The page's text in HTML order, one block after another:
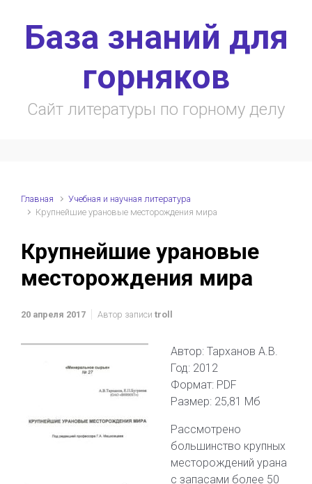
База знаний для
горняков
Сайт литературы по горному делу
Главная
Учебная и научная литература
Крупнейшие урановые месторождения мира
Крупнейшие урановые
месторождения мира
20 апреля 2017 Автор записи troll
Автор: Тарханов А.В.
Год: 2012
Формат: PDF
Размер: 25,81 Мб
Рассмотрено
большинство крупных
месторождений урана
с запасами более 50